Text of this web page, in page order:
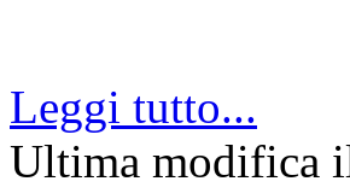
Leggi tutto...
Ultima modifica